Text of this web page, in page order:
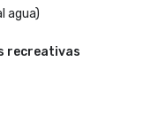
agua)
recreativas